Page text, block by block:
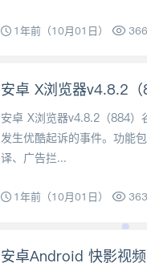
1年前（10月01日）
安卓 X浏览器v4.8.2
安卓 X浏览器v4.8.2（884）
发生优酷起诉的事件。功能
译、广告拦...
1年前（10月01日）